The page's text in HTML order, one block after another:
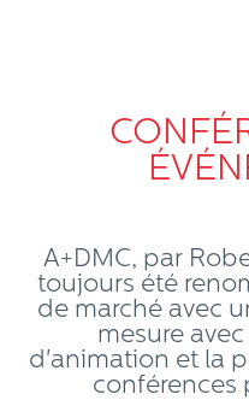
A+DMC, par
toujours été
de marché avec
mesure
d'animation et la
conférences